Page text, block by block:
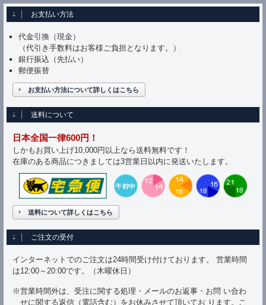
お支払い方法
代金引換（現金）
（代引き手数料はお客様ご負担となります。）
銀行振込（先払い）
郵便振替
お支払い方法について詳しくはこちら
送料について
日本全国一律600円！
しかもお買い上げ10,000円以上なら送料無料です！
在庫のある商品につきましては3営業日以内に発送いたします。
送料について詳しくはこちら
ご注文の受付
インターネットでのご注文は24時間受け付けております。 営業時間
は12:00～20:00です。（木曜休日）
※営業時間外は、受注に関する処理・メールのお返事・お問 い合わ
せに関する返信（電話含む）をお休みさせて頂いてお ります。こ